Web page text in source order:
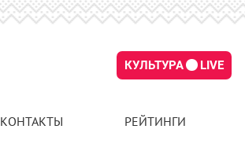
КУЛЬТУРА LIVE
КОНТАКТЫ РЕЙТИНГИ